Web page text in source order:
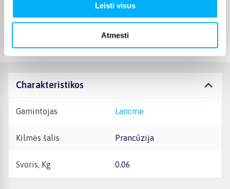
Leisti visus
Atmesti
Rugpjūtis 14d. - Rugpjūtis 25d.
Atsiėmimas Veiverių g. 171, Kaunas (1,99 €)
Rugpjūtis 17d. - Rugpjūtis 26d.
Charakteristikos
Gamintojas Lancme
Kilmės šalis Prancūzija
Svoris, Kg 0.06